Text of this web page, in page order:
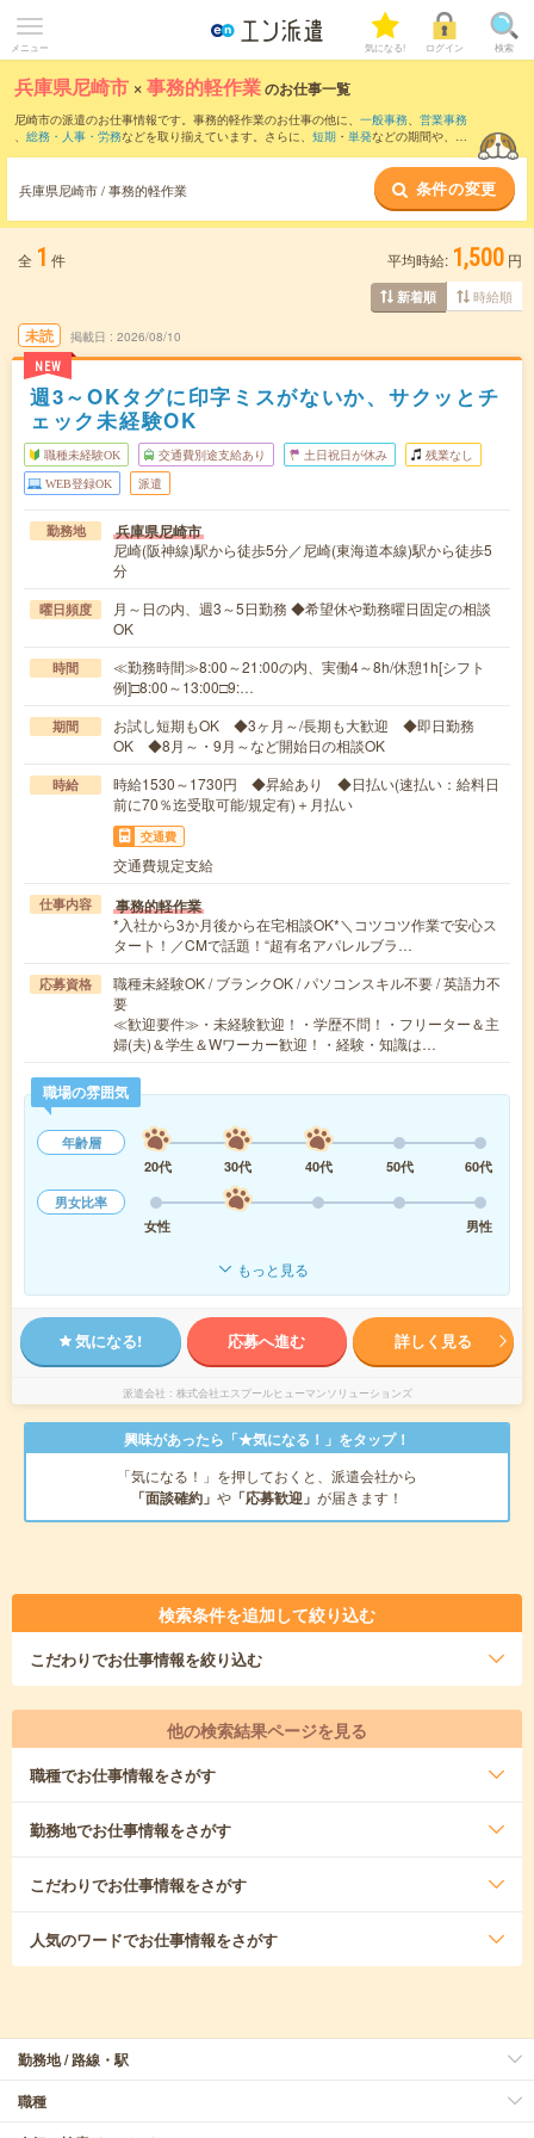
メニュー 気になる! ログイン 検索
兵庫県尼崎市 ×事務的軽作業のお仕事一覧
尼崎市の派遣のお仕事情報です。事務的軽作業のお仕事の他に、 一般事務、 営業事務
、 総務・人事・労務などを取り揃えています。さらに、 短期 ・ 単発などの期間や、 職
兵庫県尼崎市 / 事務的軽作業 条件の変更
全 1 件 平均時給: 1,500 円
新着順 時給順
未読
NEW
掲載日 2026/08/10
週3～OKタグに印字ミスがないか、サクッとチ
ェック未経験OK
職種未経験OK 交通費別途支給あり 土日祝日が休み 残業なし
WEB登録OK 派遣
勤務地 兵庫県尼崎市
尼崎(阪神線)駅から徒歩5分／尼崎(東海道本線)駅から徒歩5
分
曜日頻度
月～日の内、週3～5日勤務 ◆希望休や勤務曜日固定の相談
OK
時間
≪勤務時間≫8:00～21:00の内、実働4～8h/休憩1h[シフト
例]□8:00～13:00□9:…
期間
お試し短期もOK ◆3ヶ月～/長期も大歓迎 ◆即日勤務
OK ◆8月～・9月～など開始日の相談OK
時給
時給1530～1730円 ◆昇給あり ◆日払い(速払い：給料日
前に70％迄受取可能/規定有)＋月払い
交通費
交通費規定支給
仕事内容 事務的軽作業
*入社から3か月後から在宅相談OK*＼コツコツ作業で安心ス
タート！／CMで話題！“超有名アパレルブラ…
応募資格
職種未経験OK / ブランクOK / パソコンスキル不要 / 英語力不
要
≪歓迎要件≫・未経験歓迎！・学歴不問！・フリーター＆主
婦(夫)＆学生＆Wワーカー歓迎！・経験・知識は…
職場の雰囲気
年齢層
20代
30代 40代 50代
60代
男女比率
女性
男性
もっと見る
気になる! 応募へ進む 詳しく見る
派遣会社 株式会社エスプールヒューマンソリューションズ
興味があったら「★気になる！」をタップ！
「気になる！」を押しておくと、派遣会社から
「面談確約」 や 「応募歓迎」 が届きます！
検索条件を追加して絞り込む
こだわりでお仕事情報を絞り込む
他の検索結果ページを見る
職種でお仕事情報をさがす
勤務地でお仕事情報をさがす
こだわりでお仕事情報をさがす
人気のワードでお仕事情報をさがす
勤務地 / 路線・駅
職種